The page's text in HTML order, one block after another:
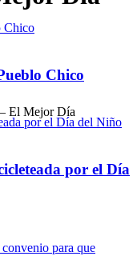
Chico
por el Día